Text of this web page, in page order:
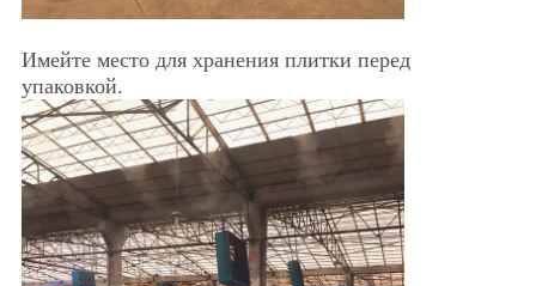
Имейте место для хранения плитки перед
упаковкой.